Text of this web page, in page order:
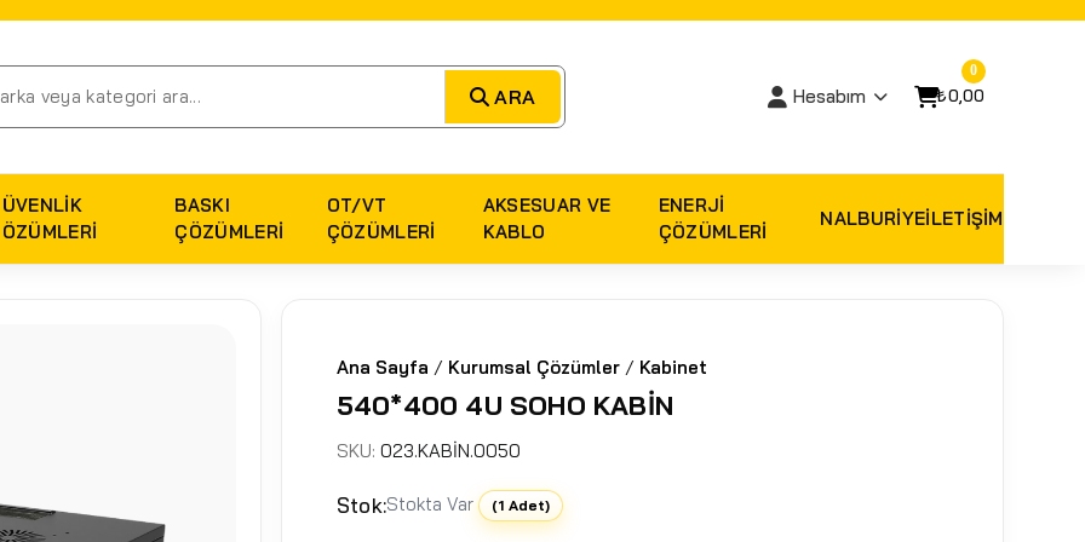
ARA Hesabım
0
₺0,00
BASKI
ÇÖZÜMLERI
OT/VT
ÇÖZÜMLERI
AKSESUAR VE
KABLO
ENERJI
ÇÖZÜMLERI
NALBURIYEİLETİŞİM
Ana Sayfa / Kurumsal Çözümler / Kabinet
540*400 4U SOHO KABİN
SKU: 023.KABİN.0050
Stok:Stokta Var (1 Adet)